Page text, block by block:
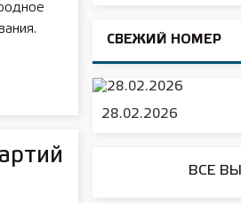
СВЕЖИЙ НОМЕР
28.02.2026
ВСЕ